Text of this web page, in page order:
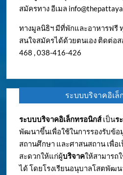
สมัครทาง อีเมล
ทางมูลนิธิฯ มีที่พักและอาหารฟรี
สนใจสมัครได้ด้วยตนเอง ติดต่อ
468 , 038-416-426
ระบบบริจาคอิเ
ระบบบริจาคอิเล็กทรอนิกส์เป็นร
พัฒนาขึ้นเพื่อใช้ในการรองรับข้อ
สถานศึกษา และศาสนสถาน เพื่อ
สะดวกให้แก่ผู้บริจาคให้สามารถ
ได้ โดยโรงเรียนอนุบาลโสตพัฒน